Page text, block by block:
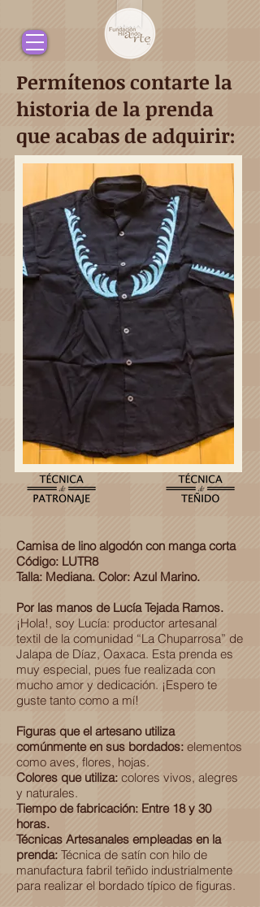
Permítenos contarte la
historia de la prenda
que acabas de adquirir:
Camisa de lino algodón con manga corta
Código: LUTR8
Talla: Mediana. Color: Azul Marino.
Por las manos de Lucía Tejada Ramos.
¡Hola!, soy Lucía: productor artesanal
textil de la comunidad “La Chuparrosa” de
Jalapa de Díaz, Oaxaca. Esta prenda es
muy especial, pues fue realizada con
mucho amor y dedicación. ¡Espero te
guste tanto como a mí!
Figuras que el artesano utiliza
comúnmente en sus bordados: elementos
como aves, flores, hojas.
Colores que utiliza: colores vivos, alegres
y naturales.
Tiempo de fabricación: Entre 18 y 30
horas.
Técnicas Artesanales empleadas en la
prenda: Técnica de satín con hilo de
manufactura fabril teñido industrialmente
para realizar el bordado típico de figuras.